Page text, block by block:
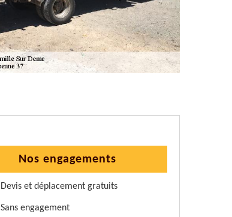
Nos engagements
Devis et déplacement gratuits
Sans engagement